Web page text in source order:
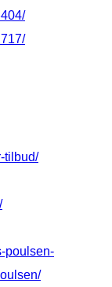
tilbud/
poulsen-